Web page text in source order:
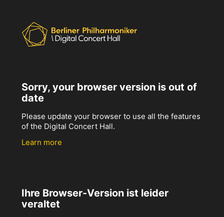
Sorry, your browser version is out of
date
Please update your browser to use all the features
of the Digital Concert Hall.
Learn more
Ihre Browser-Version ist leider
veraltet